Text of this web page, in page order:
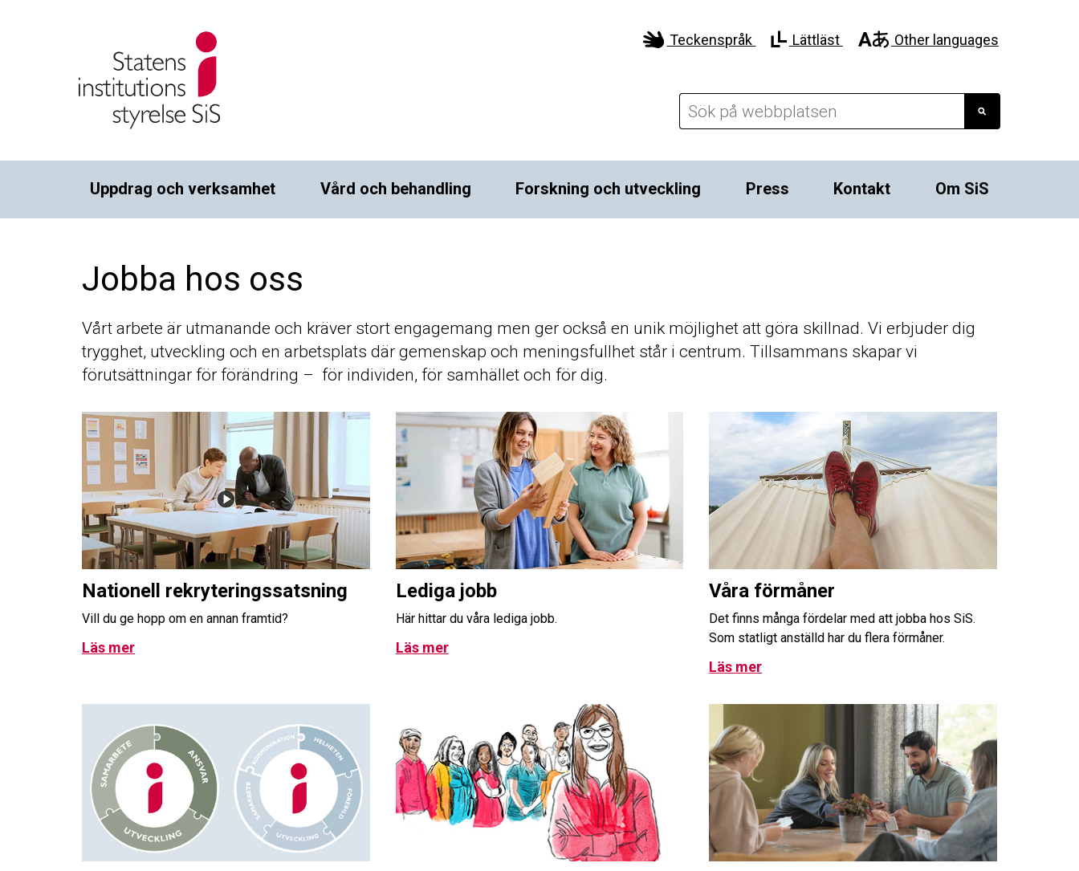
Teckenspråk Lättläst Other languages
Uppdrag och verksamhet Vård och behandling Forskning och utveckling Press Kontakt Om SiS
Jobba hos oss
Vårt arbete är utmanande och kräver stort engagemang men ger också en unik möjlighet att göra skillnad. Vi erbjuder dig
trygghet, utveckling och en arbetsplats där gemenskap och meningsfullhet står i centrum. Tillsammans skapar vi
förutsättningar för förändring – för individen, för samhället och för dig.
Nationell rekryteringssatsning
Vill du ge hopp om en annan framtid?
Läs mer
Lediga jobb
Här hittar du våra lediga jobb.
Läs mer
Våra förmåner
Det finns många fördelar med att jobba hos SiS.
Som statligt anställd har du flera förmåner.
Läs mer